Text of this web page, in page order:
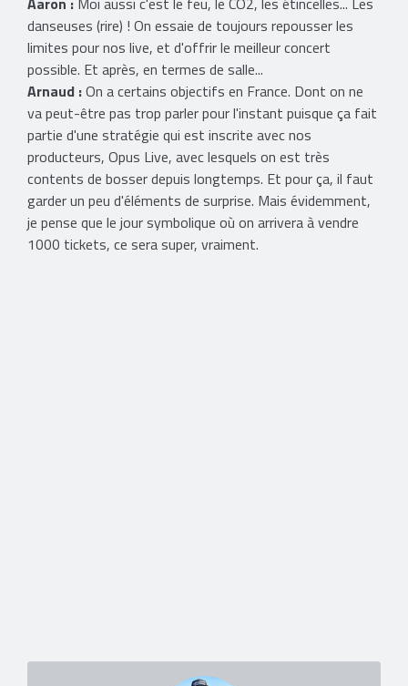
danseuses (rire) ! On essaie de toujours repousser les
limites pour nos live, et d'offrir le meilleur concert
possible. Et après, en termes de salle...
Arnaud :On a certains objectifs en France. Dont on ne
va peut-être pas trop parler pour l'instant puisque ça fait
partie d'une stratégie qui est inscrite avec nos
producteurs, Opus Live, avec lesquels on est très
contents de bosser depuis longtemps. Et pour ça, il faut
garder un peu d'éléments de surprise. Mais évidemment,
je pense que le jour symbolique où on arrivera à vendre
1000 tickets, ce sera super, vraiment.